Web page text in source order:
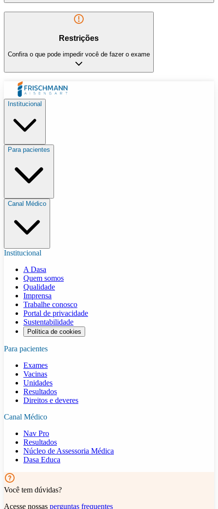
Restrições
Confira o que pode impedir você de fazer o exame
Institucional
Para pacientes
Canal Médico
Institucional
A Dasa
Quem somos
Qualidade
Imprensa
Trabalhe conosco
Portal de privacidade
Sustentabilidade
Política de cookies
Para pacientes
Exames
Vacinas
Unidades
Resultados
Direitos e deveres
Canal Médico
Nav Pro
Resultados
Núcleo de Assessoria Médica
Dasa Educa
Você tem dúvidas?
Acesse nossas perguntas frequentes